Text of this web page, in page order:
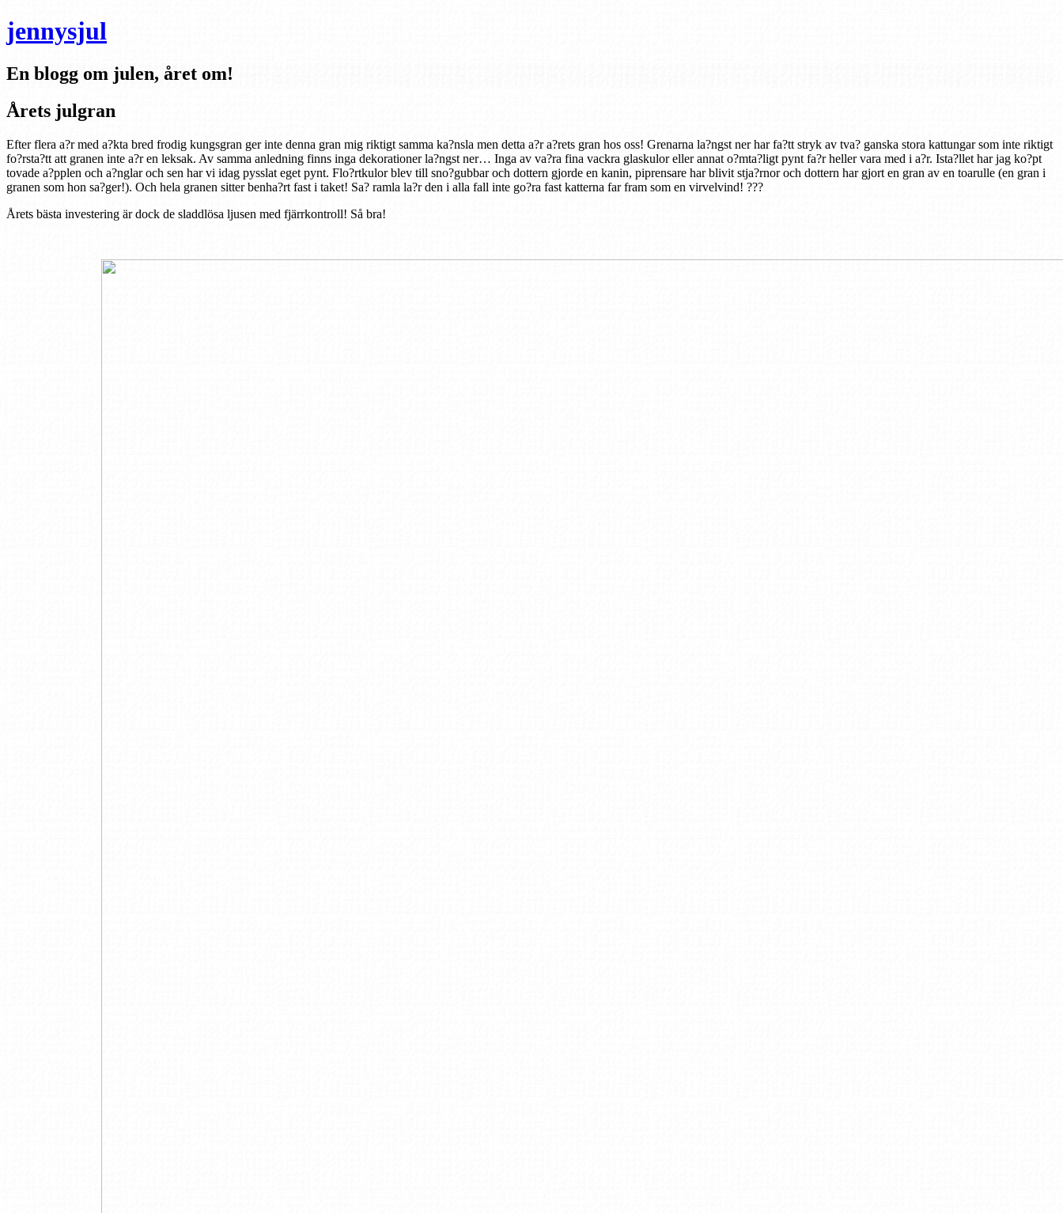
jennysjul
En blogg om julen, året om!
Årets julgran
Efter flera a?r med a?kta bred frodig kungsgran ger inte denna gran mig riktigt samma ka?nsla men detta a?r a?rets gran hos oss! Grenarna la?ngst ner har fa?tt stryk av tva? ganska stora kattungar som inte riktigt
fo?rsta?tt att granen inte a?r en leksak. Av samma anledning finns inga dekorationer la?ngst ner… Inga av va?ra fina vackra glaskulor eller annat o?mta?ligt pynt fa?r heller vara med i a?r. Ista?llet har jag ko?pt
tovade a?pplen och a?nglar och sen har vi idag pysslat eget pynt. Flo?rtkulor blev till sno?gubbar och dottern gjorde en kanin, piprensare har blivit stja?rnor och dottern har gjort en gran av en toarulle (en gran i
granen som hon sa?ger!). Och hela granen sitter benha?rt fast i taket! Sa? ramla la?r den i alla fall inte go?ra fast katterna far fram som en virvelvind! ???
Årets bästa investering är dock de sladdlösa ljusen med fjärrkontroll! Så bra!